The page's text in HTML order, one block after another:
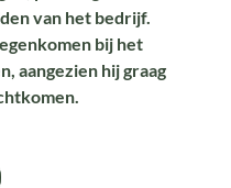
van het bedrijf.
bij het
aangezien hij graag